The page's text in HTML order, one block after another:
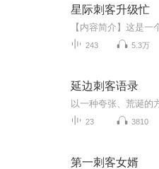
星际刺客升级忙
243 5.3万
延边刺客语录
23 3810
第一刺客女婿